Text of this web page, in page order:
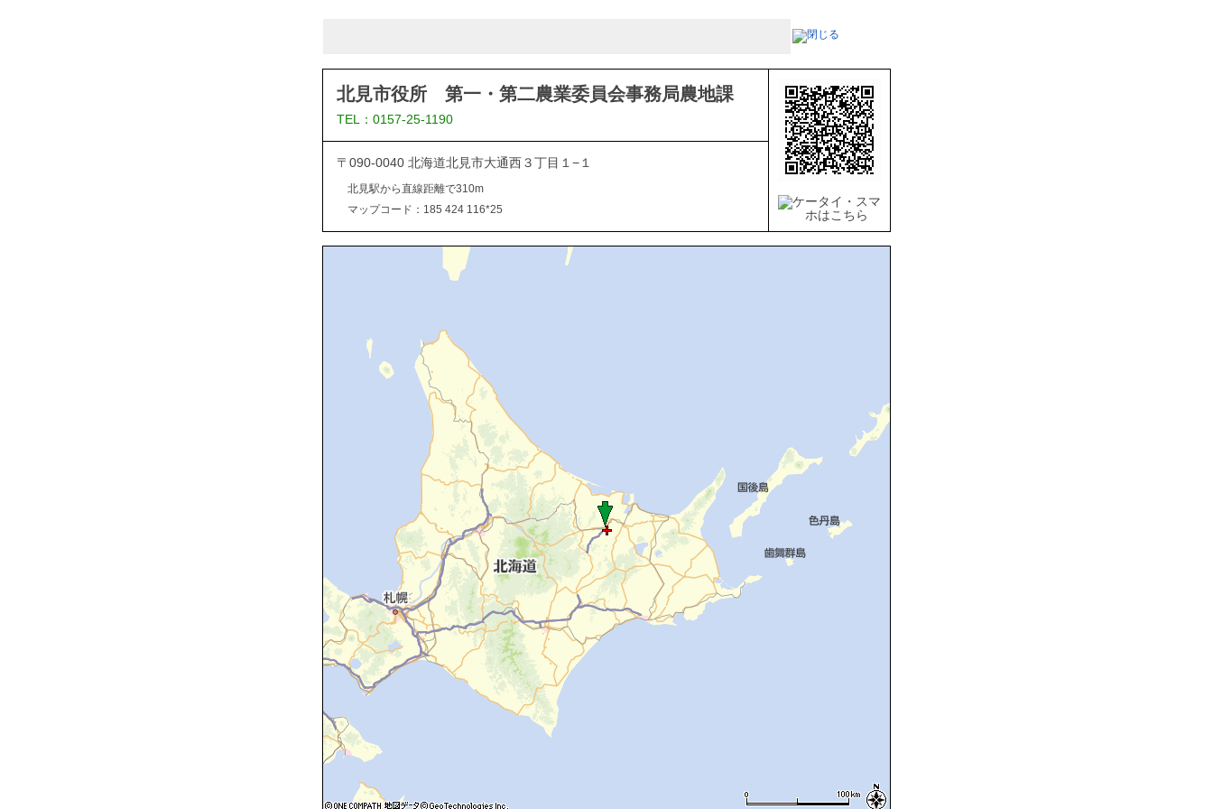
北見市役所 第一・第二農業委員会事務局農地課
TEL：0157-25-1190
〒090-0040 北海道北見市大通西３丁目１−１
北見駅から直線距離で310m
マップコード：185 424 116*25